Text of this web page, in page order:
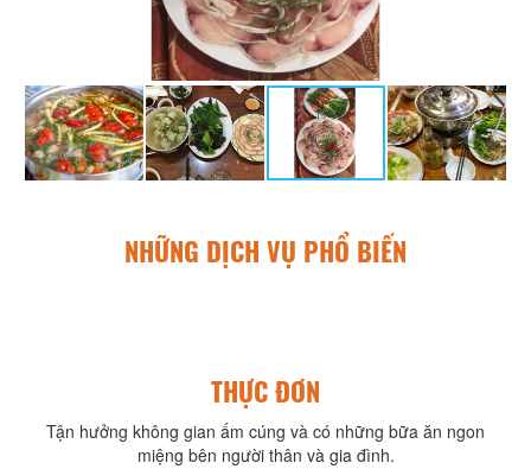
NHỮNG DỊCH VỤ PHỔ BIẾN
THỰC ĐƠN
Tận hưởng không gian ấm cúng và có những bữa ăn ngon
miệng bên người thân và gia đình.